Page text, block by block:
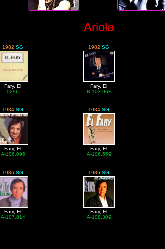
Ariola
1982 SG
Fary, El
0296
1982 SG
Fary, El
B-103.963
1984 SG
Fary, El
A-106.096
1984 SG
Fary, El
A-106.559
1986 SG
Fary, El
A-107.814
1986 SG
Fary, El
A-108.309